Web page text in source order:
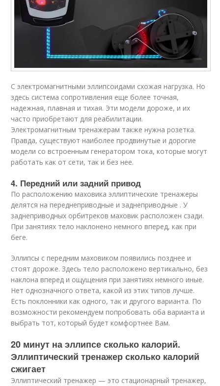
С электромагнитными эллипсоидами схожая нагрузка. Но
здесь система сопротивления еще более точная,
надежная, плавная и тихая. Эти модели дороже, и их
часто приобретают для реабилитации.
Электромагнитным тренажерам также нужна розетка.
Правда, существуют наиболее продвинутые и дорогие
модели со встроенным генератором тока, которые могут
работать как от сети, так и без нее.
4. Передний или задний привод
По расположению маховика эллиптические тренажеры
делятся на переднеприводные и заднеприводные . У
заднеприводных орбитреков маховик расположен сзади.
При занятиях тело наклонено немного вперед, как при
беге.
Эллипсы с передним маховиком появились позднее и
стоят дороже. Здесь тело расположено вертикально, без
наклона вперед и ощущения при занятиях немного иные.
Нет однозначного ответа, какой из этих типов лучше.
Есть поклонники как одного, так и другого варианта. По
возможности рекомендуем попробовать оба варианта и
выбрать тот, который будет комфортнее Вам.
20 минут на эллипсе сколько калорий.
Эллиптический тренажер сколько калорий
сжигает
Эллиптический тренажер — это стационарный тренажер,